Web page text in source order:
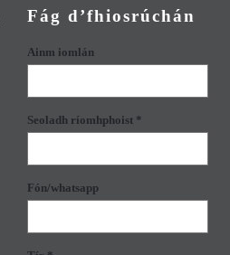
Fág d’fhiosrúchán
Ainm iomlán
Seoladh ríomhphoist *
Fón/whatsapp